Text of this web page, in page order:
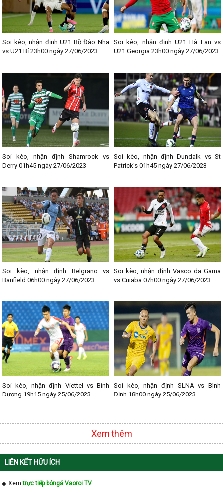
Soi kèo, nhận định U21 Bồ Đào Nha
vs U21 Bỉ 23h00 ngày 27/06/2023
Soi kèo, nhận định U21 Hà Lan vs
U21 Georgia 23h00 ngày 27/06/2023
Soi kèo, nhận định Shamrock vs
Derry 01h45 ngày 27/06/2023
Soi kèo, nhận định Dundalk vs St
Patrick's 01h45 ngày 27/06/2023
Soi kèo, nhận định Belgrano vs
Banfield 06h00 ngày 27/06/2023
Soi kèo, nhận định Vasco da Gama
vs Cuiaba 07h00 ngày 27/06/2023
Soi kèo, nhận định Viettel vs Bình
Dương 19h15 ngày 25/06/2023
Soi kèo, nhận định SLNA vs Bình
Định 18h00 ngày 25/06/2023
Xem thêm
LIÊN KẾT HỮU ÍCH
Xemtrực tiếp bóngá Vaoroi TV